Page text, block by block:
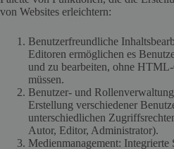
von Websites erleichtern:
Benutzerfreundliche
Editoren ermöglichen es
und zu bearbeiten, ohne
müssen.
Benutzer- und
Erstellung verschiedener
unterschiedlichen
Autor, Editor, Administrator).
Medienmanagement: Integrierte